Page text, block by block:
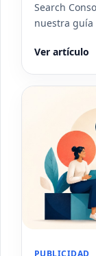
Search
nuestra guía
Ver artículo